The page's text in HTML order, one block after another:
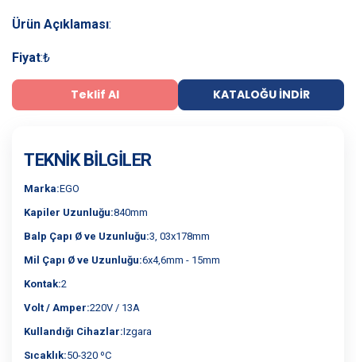
Ürün Açıklaması:
Fiyat:₺
Teklif Al KATALOĞU İNDIR
TEKNIK BILGILER
Marka:EGO
Kapiler Uzunluğu:840mm
Balp Çapı Ø ve Uzunluğu:3, 03x178mm
Mil Çapı Ø ve Uzunluğu:6x4,6mm - 15mm
Kontak:2
Volt / Amper:220V / 13A
Kullandığı Cihazlar:Izgara
Sıcaklık:50-320 ºC